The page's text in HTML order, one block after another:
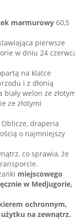
marmurowy 60,5
pierwsze
w dniu 24
na klatce
i z dłonią
welon ze
ze złotymi
draperia
o najmniejszy
co sprawia, że
miejscowego
w Medjugorie,
ochronnym,
na zewnątrz.